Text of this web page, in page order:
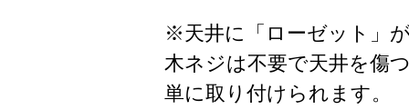
※天井に「ローゼット」
木ネジは不要で天井を傷
単に取り付けられます。